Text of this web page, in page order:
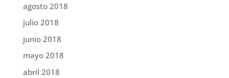
agosto 2018
julio 2018
junio 2018
mayo 2018
abril 2018